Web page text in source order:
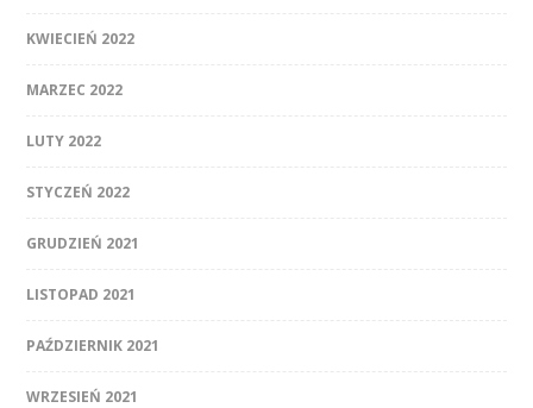
KWIECIEŃ 2022
MARZEC 2022
LUTY 2022
STYCZEŃ 2022
GRUDZIEŃ 2021
LISTOPAD 2021
PAŹDZIERNIK 2021
WRZESIEŃ 2021